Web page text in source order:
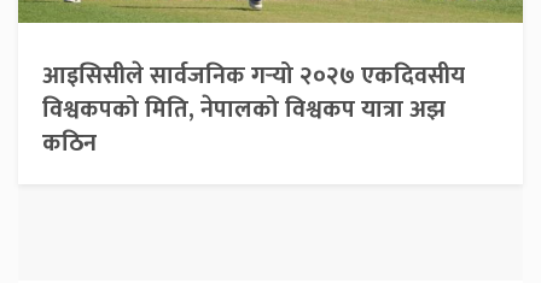
आइसिसीले सार्वजनिक गर्‍यो २०२७ एकदिवसीय
विश्वकपको मिति, नेपालको विश्वकप यात्रा अझ
कठिन